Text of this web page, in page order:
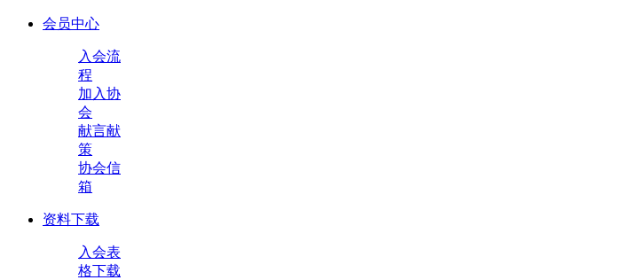
会员中心
入会流
程
加入协
会
献言献
策
协会信
箱
资料下载
入会表
格下载